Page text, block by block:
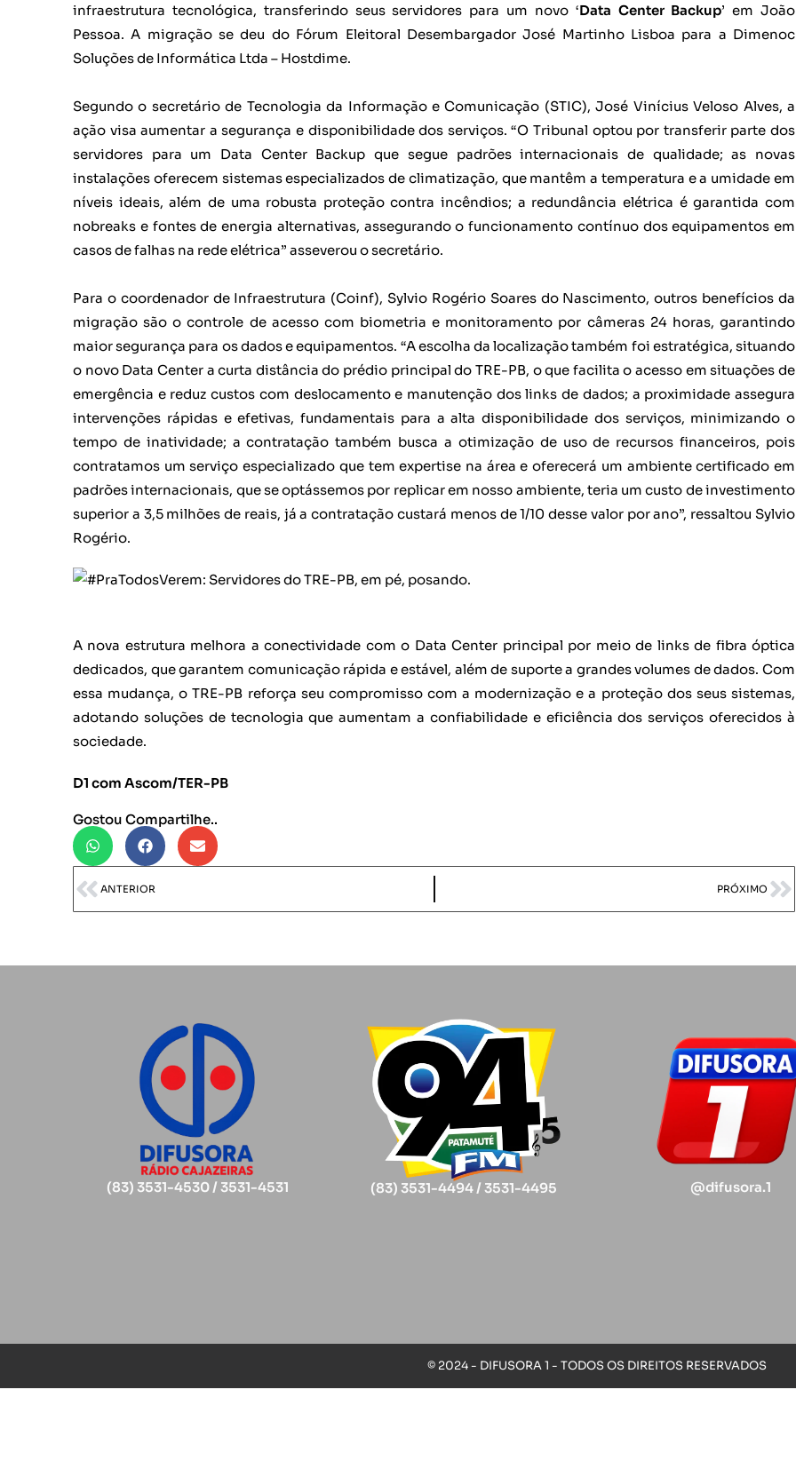
infraestrutura tecnológica, transferindo seus servidores para um novo ‘Data Center Backup’ em João
Pessoa. A migração se deu do Fórum Eleitoral Desembargador José Martinho Lisboa para a Dimenoc
Soluções de Informática Ltda – Hostdime.
Segundo o secretário de Tecnologia da Informação e Comunicação (STIC), José Vinícius Veloso Alves, a
ação visa aumentar a segurança e disponibilidade dos serviços. “O Tribunal optou por transferir parte dos
servidores para um Data Center Backup que segue padrões internacionais de qualidade; as novas
instalações oferecem sistemas especializados de climatização, que mantêm a temperatura e a umidade em
níveis ideais, além de uma robusta proteção contra incêndios; a redundância elétrica é garantida com
nobreaks e fontes de energia alternativas, assegurando o funcionamento contínuo dos equipamentos em
casos de falhas na rede elétrica” asseverou o secretário.
Para o coordenador de Infraestrutura (Coinf), Sylvio Rogério Soares do Nascimento, outros benefícios da
migração são o controle de acesso com biometria e monitoramento por câmeras 24 horas, garantindo
maior segurança para os dados e equipamentos. “A escolha da localização também foi estratégica, situando
o novo Data Center a curta distância do prédio principal do TRE-PB, o que facilita o acesso em situações de
emergência e reduz custos com deslocamento e manutenção dos links de dados; a proximidade assegura
intervenções rápidas e efetivas, fundamentais para a alta disponibilidade dos serviços, minimizando o
tempo de inatividade; a contratação também busca a otimização de uso de recursos financeiros, pois
contratamos um serviço especializado que tem expertise na área e oferecerá um ambiente certificado em
padrões internacionais, que se optássemos por replicar em nosso ambiente, teria um custo de investimento
superior a 3,5 milhões de reais, já a contratação custará menos de 1/10 desse valor por ano”, ressaltou Sylvio
Rogério.
A nova estrutura melhora a conectividade com o Data Center principal por meio de links de fibra óptica
dedicados, que garantem comunicação rápida e estável, além de suporte a grandes volumes de dados. Com
essa mudança, o TRE-PB reforça seu compromisso com a modernização e a proteção dos seus sistemas,
adotando soluções de tecnologia que aumentam a confiabilidade e eficiência dos serviços oferecidos à
sociedade.
D1 com Ascom/TER-PB
Gostou Compartilhe..
ANTERIOR PRÓXIMO
(83) 3531-4530 / 3531-4531 (83) 3531-4494 / 3531-4495 @difusora.1
© 2024 - DIFUSORA 1 - TODOS OS DIREITOS RESERVADOS